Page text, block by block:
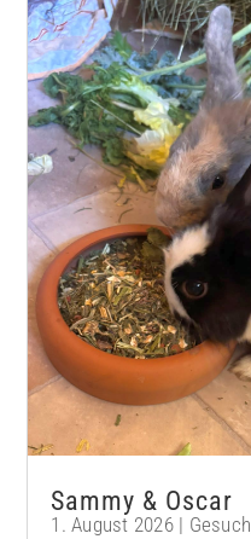
Sammy & Oscar
1. August 2026| Gesuch